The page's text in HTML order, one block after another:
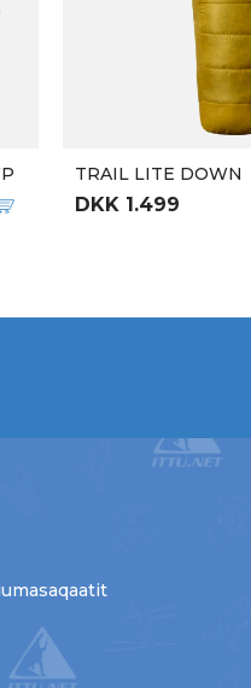
TRAIL LITE DOWN
DKK 1.499